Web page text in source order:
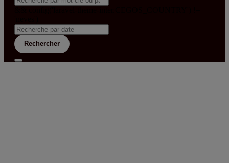
Rechercher